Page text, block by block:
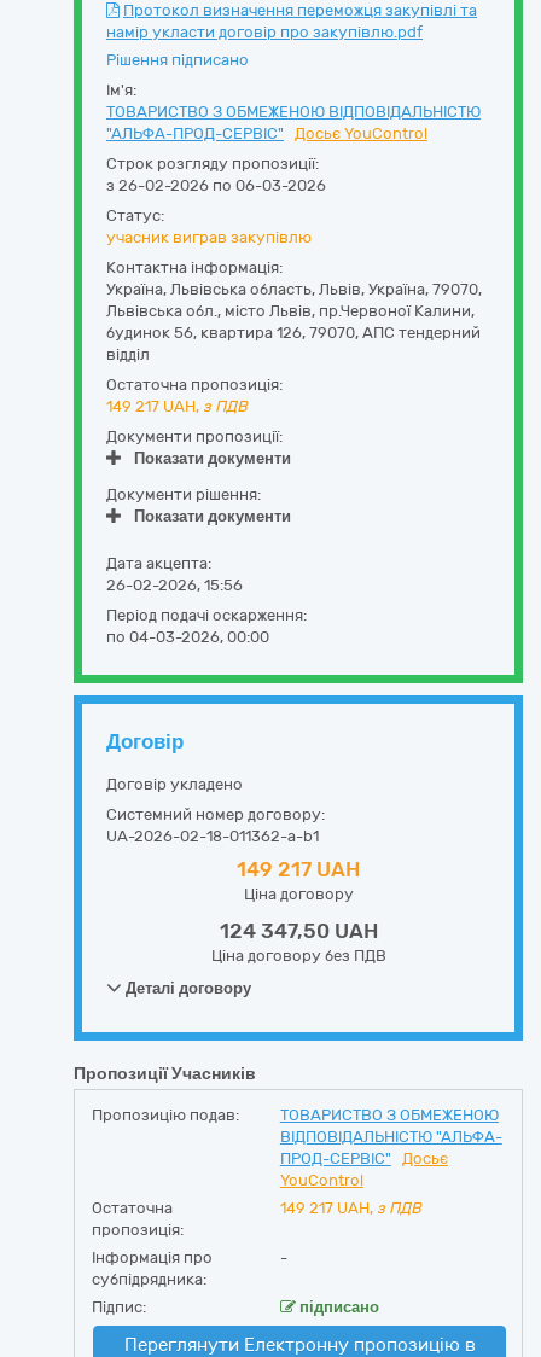
Протокол визначення переможця закупівлі та
намір укласти договір про закупівлю.pdf
Рішення підписано
Ім'я:
ТОВАРИСТВО З ОБМЕЖЕНОЮ ВІДПОВІДАЛЬНІСТЮ
"АЛЬФА-ПРОД-СЕРВІС"
Досьє YouControl
Строк розгляду пропозиції:
з 26-02-2026 по 06-03-2026
Статус:
учасник виграв закупівлю
Контактна інформація:
Україна, Львівська область, Львів, Україна, 79070,
Львівська обл., місто Львів, пр.Червоної Калини,
будинок 56, квартира 126, 79070, АПС тендерний
відділ
Остаточна пропозиція:
149 217 UAH, з ПДВ
Документи пропозиції:
Показати документи
Документи рішення:
Показати документи
Дата акцепта:
26-02-2026, 15:56
Період подачі оскарження:
по 04-03-2026, 00:00
Договір
Договір укладено
Системний номер договору:
UA-2026-02-18-011362-a-b1
149 217 UAH
Ціна договору
124 347,50 UAH
Ціна договору без ПДВ
Деталі договору
Пропозиції Учасників
Пропозицію подав:
ТОВАРИСТВО З ОБМЕЖЕНОЮ
ВІДПОВІДАЛЬНІСТЮ "АЛЬФА-
ПРОД-СЕРВІС"
Досьє
YouControl
Остаточна
пропозиція:
149 217 UAH, з ПДВ
Інформація про
субпідрядника:
-
Підпис: підписано
Переглянути Електронну пропозицію в